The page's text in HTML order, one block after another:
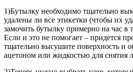
1)Бутылку необходимо тщательно
удалены ли все этикетки (чтобы их
замочить бутылку примерно на час в
Если и это не помогает – придется
тщательно высушите поверхность и
ацетоном или жидкостью для снятия